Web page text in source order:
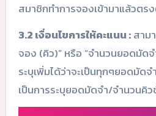
สมาชิกทำการจองเข้ามาแล้วตร
3.2 เงื่อนไขการให้คะแนน :สามา
จอง (คิว)” หรือ “จำนวนยอดมัดจ
ระบุเพิ่มได้ว่าจะเป็นทุกๆยอดมัด
เป็นการระบุยอดมัดจำ/จำนวนคิ